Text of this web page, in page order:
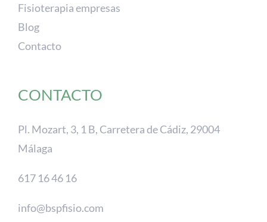
Fisioterapia empresas
Blog
Contacto
CONTACTO
Pl. Mozart, 3, 1 B, Carretera de Cádiz, 29004
Málaga
617 16 46 16
info@bspfisio.com